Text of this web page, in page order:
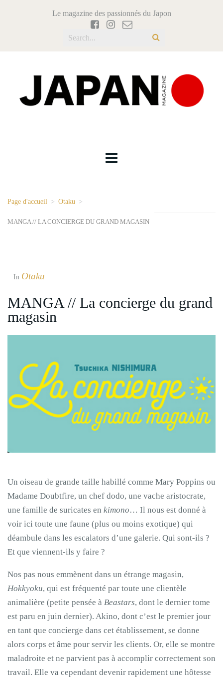
Le magazine des passionnés du Japon
Page d'accueil > Otaku >
MANGA // LA CONCIERGE DU GRAND MAGASIN
In Otaku
MANGA // La concierge du grand
magasin
Un oiseau de grande taille habillé comme Mary Poppins ou
Madame Doubtfire, un chef dodo, une vache aristocrate,
une famille de suricates en kimono… Il nous est donné à
voir ici toute une faune (plus ou moins exotique) qui
déambule dans les escalators d’une galerie. Qui sont-ils ?
Et que viennent-ils y faire ?
Nos pas nous emmènent dans un étrange magasin,
Hokkyoku, qui est fréquenté par toute une clientèle
animalière (petite pensée à Beastars, dont le dernier tome
est paru en juin dernier). Akino, dont c’est le premier jour
en tant que concierge dans cet établissement, se donne
alors corps et âme pour servir les clients. Or, elle se montre
maladroite et ne parvient pas à accomplir correctement son
travail. Elle va cependant devenir rapidement une hôtesse